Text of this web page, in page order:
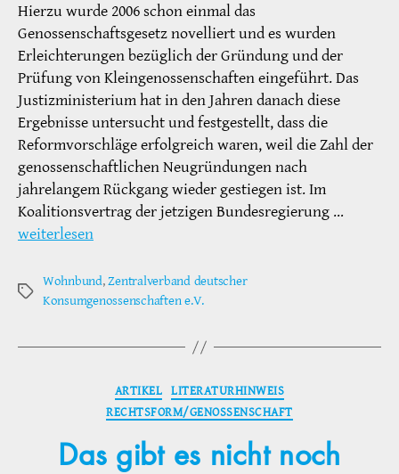
Hierzu wurde 2006 schon einmal das
Genossenschaftsgesetz novelliert und es wurden
Erleichterungen bezüglich der Gründung und der
Prüfung von Kleingenossenschaften eingeführt. Das
Justizministerium hat in den Jahren danach diese
Ergebnisse untersucht und festgestellt, dass die
Reformvorschläge erfolgreich waren, weil die Zahl der
genossenschaftlichen Neugründungen nach
jahrelangem Rückgang wieder gestiegen ist. Im
Koalitionsvertrag der jetzigen Bundesregierung …
weiterlesen
Schlagwörter
Wohnbund,Zentralverband deutscher
Konsumgenossenschaften e.V.
Kategorien
ARTIKEL LITERATURHINWEIS
RECHTSFORM/GENOSSENSCHAFT
Das gibt es nicht noch